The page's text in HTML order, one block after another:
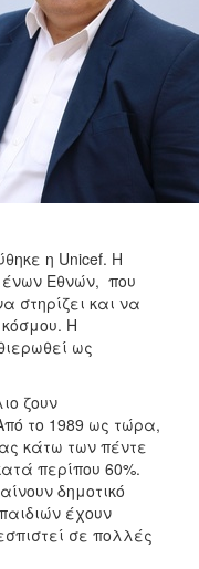
η Unicef. Η
Εθνών, που
στηρίζει και να
Η
ως
ζουν
το 1989 ως τώρα,
κάτω των πέντε
περίπου 60%.
δημοτικό
έχουν
σε πολλές